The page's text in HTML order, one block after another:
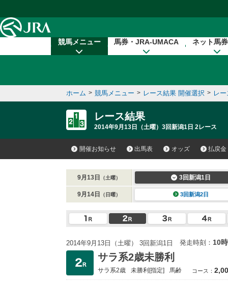
競馬メニュー 馬券・JRA-UMACA ネット馬
ホーム > 競馬メニュー > レース結果 開催選択 > レ
レース結果
2014年9月13日（土曜）3回新潟1日 2レース
開催お知らせ 出馬表 オッズ 払戻金
9月13日 （土曜） 3回新潟1日
9月14日 （日曜） 3回新潟2日
2014年9月13日（土曜） 3回新潟1日 発走時刻： 10
サラ系2歳未勝利
サラ系2歳 未勝利[指定] 馬齢 コース：